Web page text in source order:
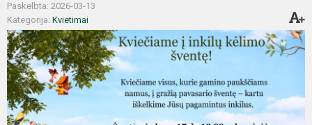
Paskelbta: 2026-03-13
Kategorija: Kvietimai